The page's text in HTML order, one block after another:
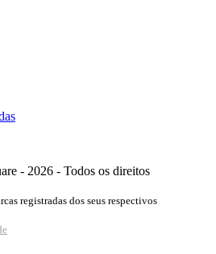
- 2026 - Todos os direitos
registradas dos seus respectivos